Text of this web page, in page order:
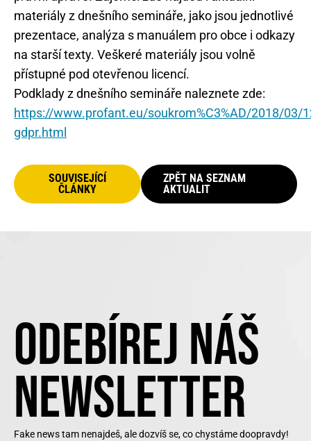
materiály z dnešního semináře, jako jsou jednotlivé
prezentace, analýza s manuálem pro obce i odkazy
na starší texty. Veškeré materiály jsou volně
přístupné pod otevřenou licencí.
Podklady z dnešního semináře naleznete zde:
https://www.profant.eu/soukrom%C3%AD/2018/03/
gdpr.html
SOUVISEJÍCÍ
ČLÁNKY
ZPĚT NA SEZNAM
AKTUALIT
ODEBÍREJ NÁŠ
NEWSLETTER
Fake news tam nenajdeš, ale dozvíš se, co chystáme doopravdy!